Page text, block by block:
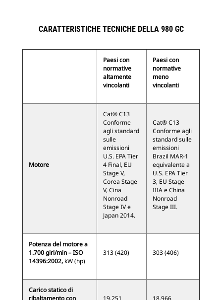
CARATTERISTICHE TECNICHE DELLA 980 GC
Paesi con
normative
altamente
vincolanti
Paesi con
normative
meno
vincolanti
Motore
Cat® C13
Conforme
agli standard
sulle
emissioni
U.S. EPA Tier
4 Final, EU
Stage V,
Corea Stage
V, Cina
Nonroad
Stage IV e
Japan 2014.
Cat® C13
Conforme agli
standard sulle
emissioni
Brazil MAR-1
equivalente a
U.S. EPA Tier
3, EU Stage
IIIA e China
Nonroad
Stage III.
Potenza del motore a
1.700 giri/min – ISO
14396:2002, kW (hp)
313 (420) 303 (406)
Carico statico di
ribaltamento con
19.251 18.966